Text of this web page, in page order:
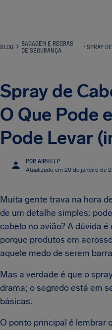
BLOG
BAGAGEM E REGRAS
DE SEGURANÇA
Spray de
O Que Pode
Pode Levar
POR AIRHELP
Atualizado em 20 de janeiro de
Muita gente trava na hora
de um detalhe simples:
cabelo no avião? A dúvida
porque produtos em
aquele medo de serem
Mas a verdade é que o
drama; o segredo está em
básicas.
O ponto principal é lembrar